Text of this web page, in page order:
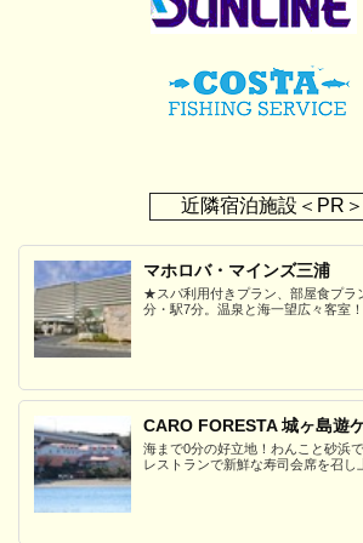
近隣宿泊施設＜PR＞
マホロバ・マインズ三浦
★スパ利用付きプラン、部屋食プ
分・駅7分。温泉と海一望広々客室
CARO FORESTA 城ヶ島遊
海まで0分の好立地！わんこと砂浜
レストランで新鮮な寿司会席を召し